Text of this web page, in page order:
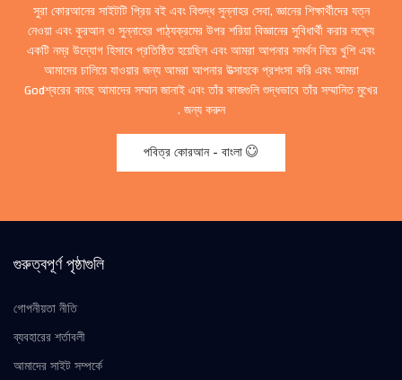
সুরা কোরআনের সাইটটি প্রিয় বই এবং বিশুদ্ধ সুন্নাহর সেবা, জ্ঞানের শিক্ষার্থীদের যত্ন
নেওয়া এবং কুরআন ও সুন্নাহের পাঠ্যক্রমের উপর শরিয়া বিজ্ঞানের সুবিধার্থী করার লক্ষ্যে
একটি নম্র উদ্যোগ হিসাবে প্রতিষ্ঠিত হয়েছিল এবং আমরা আপনার সমর্থন নিয়ে খুশি এবং
আমাদের চালিয়ে যাওয়ার জন্য আমরা আপনার উত্সাহকে প্রশংসা করি এবং আমরা
Godশ্বরের কাছে আমাদের সম্মান জানাই এবং তাঁর কাজগুলি শুদ্ধভাবে তাঁর সম্মানিত মুখের
জন্য করুন .
পবিত্র কোরআন - বাংলা
গুরুত্বপূর্ণ পৃষ্ঠাগুলি
গোপনীয়তা নীতি
ব্যবহারের শর্তাবলী
আমাদের সাইট সম্পর্কে